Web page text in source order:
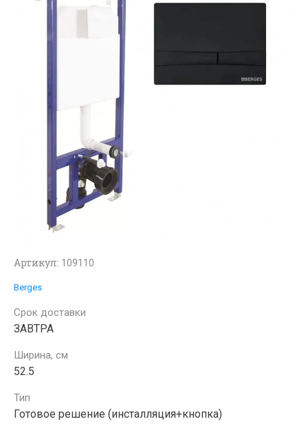
Артикул: 109110
Berges
Срок доставки
ЗАВТРА
Ширина, см
52.5
Тип
Готовое решение (инсталляция+кнопка)